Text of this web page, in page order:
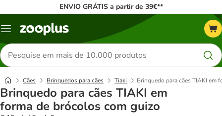
ENVIO GRÁTIS a partir de 39€**
Menu
Pesquisar
produtos
Cães Brinquedos para cães Tiaki Brinquedo para cães TIAKI em
Brinquedo para cães TIAKI em
forma de brócolos com guizo